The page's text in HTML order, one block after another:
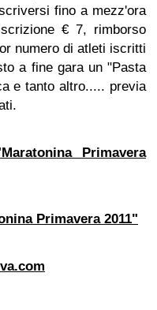
fino a mezz'ora
€ 7, rimborso
numero di atleti iscritti
a fine gara un "Pasta
e tanto altro..... previa
Primavera
Primavera 2011"